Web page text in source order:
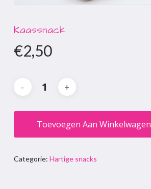
Kaassnack
€2,50
Toevoegen Aan Winkelwagen
Categorie: Hartige snacks